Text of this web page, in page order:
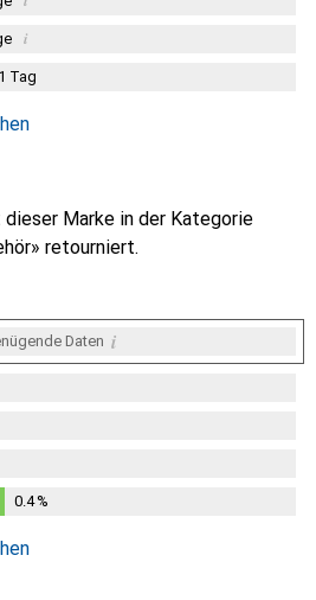
i
1 Tag
Marke in der Kategorie
retourniert.
Daten i
0.4%